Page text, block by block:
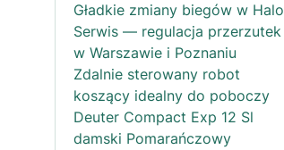
Gładkie zmiany biegów w Halo
Serwis — regulacja przerzutek
w Warszawie i Poznaniu
Zdalnie sterowany robot
koszący idealny do poboczy
Deuter Compact Exp 12 Sl
damski Pomarańczowy